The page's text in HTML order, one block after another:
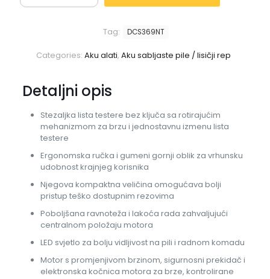
Categories: Aku alati, Aku sabljaste pile / lisičji rep
Tag: DCS369NT
Detaljni opis
Stezaljka lista testere bez ključa sa rotirajućim
mehanizmom za brzu i jednostavnu izmenu lista
testere
Ergonomska ručka i gumeni gornji oblik za vrhunsku
udobnost krajnjeg korisnika
Njegova kompaktna veličina omogućava bolji
pristup teško dostupnim rezovima
Poboljšana ravnoteža i lakoća rada zahvaljujući
centralnom položaju motora
LED svjetlo za bolju vidljivost na pili i radnom komadu
Motor s promjenjivom brzinom, sigurnosni prekidač i
elektronska kočnica motora za brze, kontrolirane